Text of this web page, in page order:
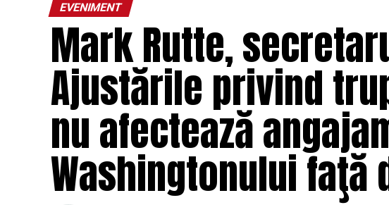
EVENIMENT
Mark Rutte,
Ajustările privind
nu afectează
Washingtonului faţă